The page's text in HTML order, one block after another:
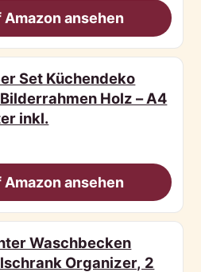
Amazon ansehen
Set Küchendeko
Holz – A4
inkl.
Amazon ansehen
Waschbecken
Organizer, 2